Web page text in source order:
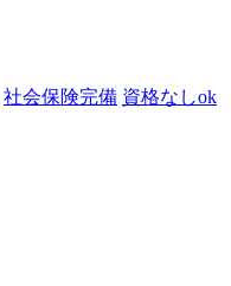
社会保険完備 資格なしok